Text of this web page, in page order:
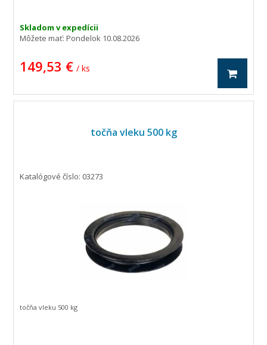
Skladom v expedícii
Môžete mať:Pondelok 10.08.2026
149,53 € / ks
točňa vleku 500 kg
Katalógové číslo: 03273
točňa vleku 500 kg